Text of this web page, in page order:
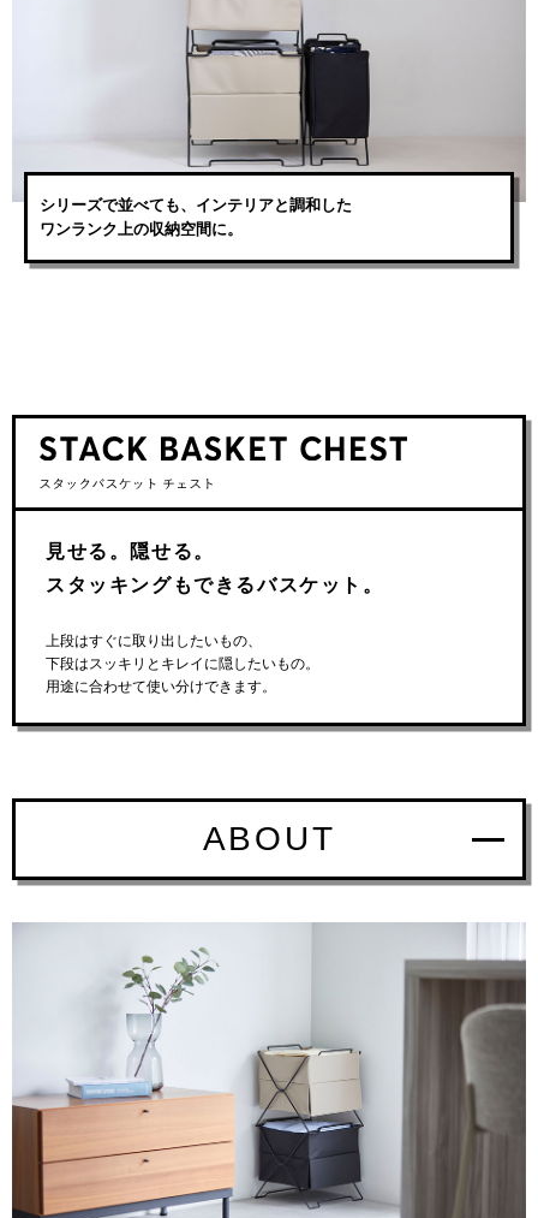
シリーズで並べても、インテリアと調和した
ワンランク上の収納空間に。
見せる。隠せる。
スタッキングもできるバスケット。
上段はすぐに取り出したいもの、
下段はスッキリとキレイに隠したいもの。
用途に合わせて使い分けできます。
ABOUT